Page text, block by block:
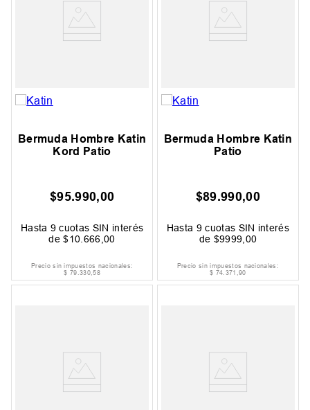
Bermuda Hombre Katin
Kord Patio
$95.990,00
Hasta 9 cuotas SIN interés
de$10 666 ,00
Precio sin impuestos nacionales:
$ 79.330,58
Bermuda Hombre Katin
Patio
$89.990,00
Hasta 9cuotas SIN interés
de $9999 00
Precio sin impuestos nacionales:
$ 74.371 ,90